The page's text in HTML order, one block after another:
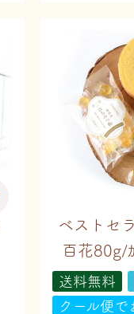
ベストセ
百花80g/
送料無料
クール便で